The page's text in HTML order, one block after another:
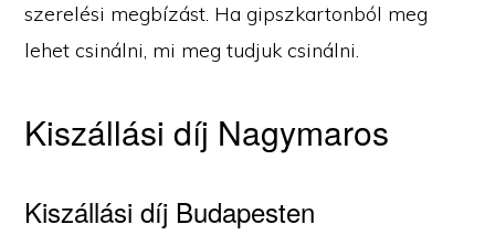
szerelési megbízást. Ha gipszkartonból meg
lehet csinálni, mi meg tudjuk csinálni.
Kiszállási díj Nagymaros
Kiszállási díj Budapesten